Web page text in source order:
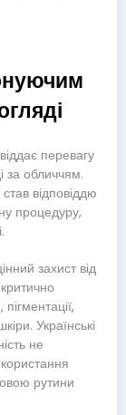
перевагу
за обличчям.
відповіддю
процедуру,
захист від
Українські
не
рутини